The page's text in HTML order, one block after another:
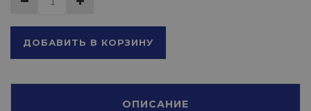
ДОБАВИТЬ В КОРЗИНУ
ОПИСАНИЕ